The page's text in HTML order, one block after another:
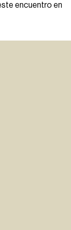
encuentro en